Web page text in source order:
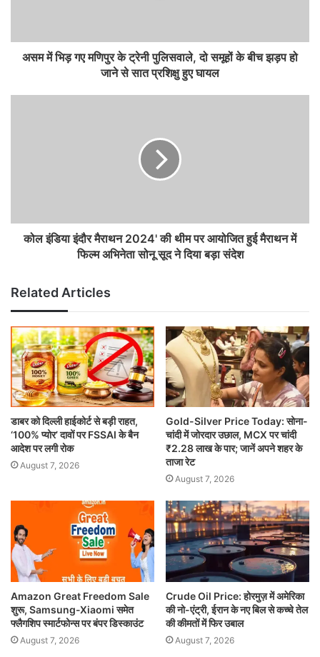
असम में भिड़ गए मणिपुर के ट्रेनी पुलिसवाले, दो समूहों के बीच झड़प हो
जाने से सात प्रशिक्षु हुए घायल
कोल इंडिया इंदौर मैराथन 2024' की थीम पर आयोजित हुई मैराथन में
फिल्म अभिनेता सोनू सूद ने दिया बड़ा संदेश
Related Articles
डाबर को दिल्ली हाईकोर्ट से बड़ी राहत,
‘100% प्योर’ दावों पर FSSAI के बैन
आदेश पर लगी रोक
August 7, 2026
Gold-Silver Price Today: सोना-
चांदी में जोरदार उछाल, MCX पर चांदी
₹2.28 लाख के पार; जानें अपने शहर के
ताजा रेट
August 7, 2026
Amazon Great Freedom Sale
शुरू, Samsung-Xiaomi समेत
फ्लैगशिप स्मार्टफोन्स पर बंपर डिस्काउंट
August 7, 2026
Crude Oil Price: होरमुज़ में अमेरिका
की नो-एंट्री, ईरान के नए बिल से कच्चे तेल
की कीमतों में फिर उबाल
August 7, 2026